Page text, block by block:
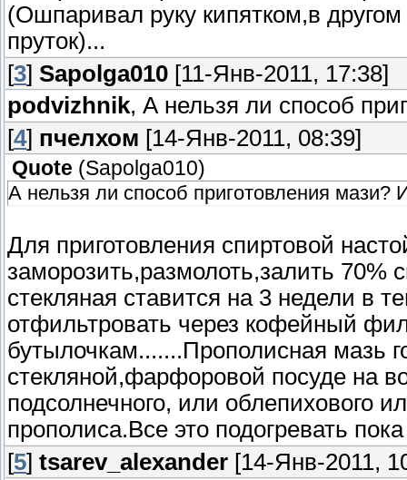
(Ошпаривал руку кипятком,в
пруток)...
[3] Sapolga010 [11-Янв-2011, 17:38]
podvizhnik, А нельзя ли способ
[4] пчелхом [14-Янв-2011, 08:39]
Quote (Sapolga010)
А нельзя ли способ приготовления мази?
Для приготовления спиртовой
заморозить,размолоть,залить 70%
стекляная ставится на 3 недели в
отфильтровать через кофейный
бутылочкам.......Прополисная мазь
стекляной,фарфоровой посуде на
подсолнечного, или облепихового
прополиса.Все это подогревать
[5] tsarev_alexander [14-Янв-2011,